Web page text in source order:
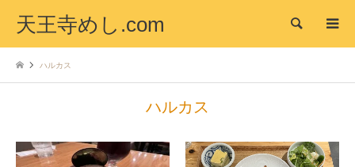
天王寺めし.com 検索
ハルカス
ハルカス